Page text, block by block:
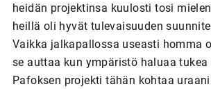
heidän projektinsa kuulosti tosi
heillä oli hyvät tulevaisuuden
Vaikka jalkapallossa useasti homma
se auttaa kun ympäristö haluaa tukea
Pafoksen projekti tähän kohtaa